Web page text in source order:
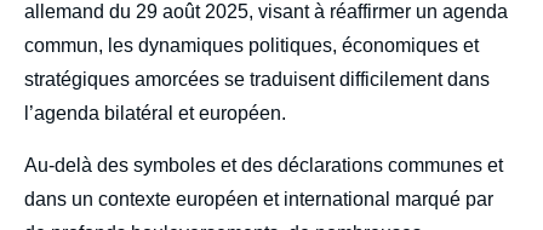
allemand du 29 août 2025, visant à réaffirmer un agenda
commun, les dynamiques politiques, économiques et
stratégiques amorcées se traduisent difficilement dans
l’agenda bilatéral et européen.
Au-delà des symboles et des déclarations communes et
dans un contexte européen et international marqué par